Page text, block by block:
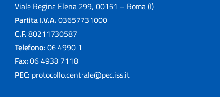
Viale Regina Elena 299, 00161 – Roma (I)
Partita I.V.A. 03657731000
C.F. 80211730587
Telefono: 06 4990 1
Fax: 06 4938 7118
PEC: protocollo.centrale@pec.iss.it